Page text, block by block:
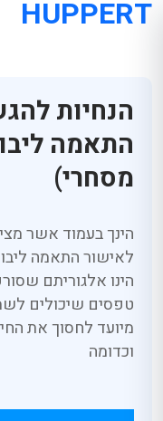
HUPPERT
הנחיות
התאמה
מסחרי)
הינך בעמוד אשר
לאישור התאמה
הינו אלגוריתם
טפסים שיכולים
מיועד לחסוך את
וכדומה